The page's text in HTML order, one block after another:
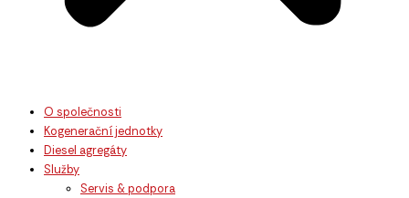
O společnosti
Kogenerační jednotky
Diesel agregáty
Služby
Servis & podpora